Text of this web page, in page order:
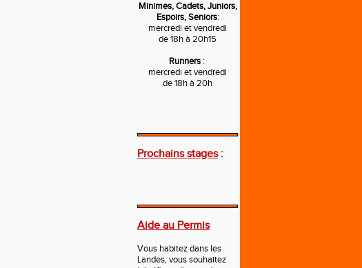
Minimes, Cadets, Juniors,
Espoirs, Seniors:
mercredi et vendredi
de 18h à 20h15
Runners:
mercredi et vendredi
de 18h à 20h
Prochains stages:
---
Aide au Permis
Vous habitez dans les
Landes, vous souhaitez